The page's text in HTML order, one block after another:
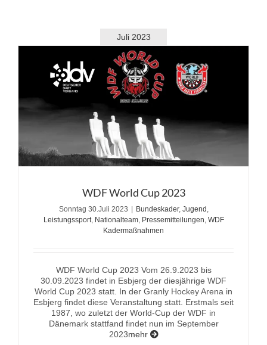
Juli 2023
WDF World Cup 2023
Sonntag 30.Juli 2023 Bundeskader, Jugend ,
Leistungssport, Nationalteam, Pressemitteilungen, WDF
Kadermaßnahmen
WDF World Cup 2023 Vom 26.9.2023 bis
30.09.2023 findet in Esbjerg der diesjährige WDF
World Cup 2023 statt. In der Granly Hockey Arena in
Esbjerg findet diese Veranstaltung statt. Erstmals seit
1987, wo zuletzt der World-Cup der WDF in
Dänemark stattfand findet nun im September
2023mehr